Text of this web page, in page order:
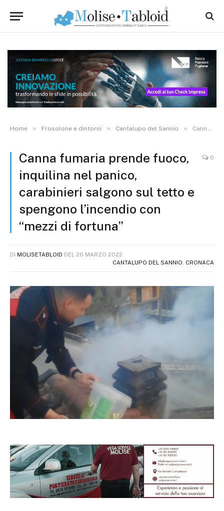
Home » Frosolone e dintorni » Cantalupo del Sannio » Canna fumaria prende fuoco, inquilina nel panico, carabinieri salgono sul tetto e spengono l’incendio con “mezzi di fortuna”
Canna fumaria prende fuoco,
inquilina nel panico,
carabinieri salgono sul tetto e
spengono l’incendio con
“mezzi di fortuna”
0
DI MOLISETABLOID DEL 26 MARZO 2022
CANTALUPO DEL SANNIO
CRONACA